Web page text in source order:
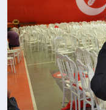
SPOR
İLÇE HABERLERI
DÜNYA